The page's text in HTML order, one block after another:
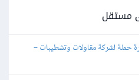
مستقل